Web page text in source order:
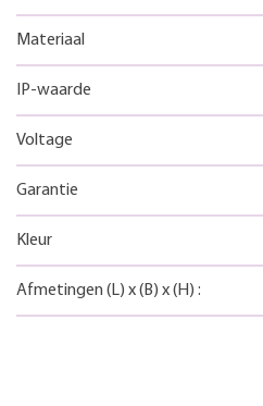
Materiaal
IP-waarde
Voltage
Garantie
Kleur
Afmetingen (L) x(B) x(H) :